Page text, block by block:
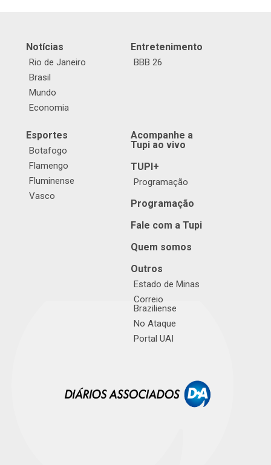
Notícias
Rio de Janeiro
Brasil
Mundo
Economia
Entretenimento
BBB 26
Esportes
Botafogo
Flamengo
Fluminense
Vasco
Acompanhe a
Tupi ao vivo
TUPI+
Programação
Programação
Fale com a Tupi
Quem somos
Outros
Estado de Minas
Correio
Braziliense
No Ataque
Portal UAI